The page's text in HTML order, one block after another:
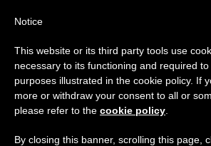
TAG
Notice
This website or its third party tools use
necessary to its functioning and required
purposes illustrated in the cookie policy. If
more or withdraw your consent to all or
please refer to the cookie policy
By closing this banner, scrolling this page,